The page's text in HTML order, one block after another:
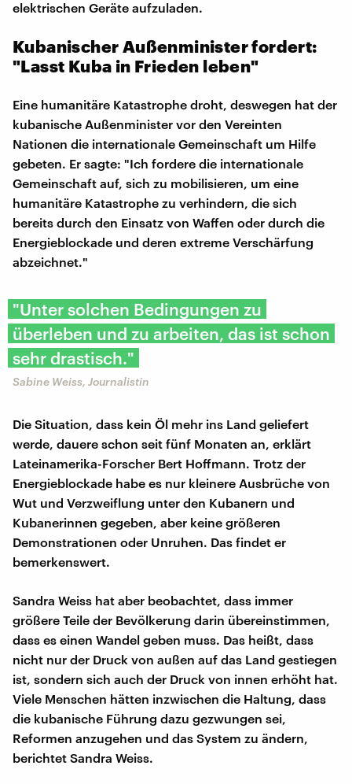
elektrischen Geräte aufzuladen.
Kubanischer Außenminister fordert:
"Lasst Kuba in Frieden leben"
Eine humanitäre Katastrophe droht, deswegen hat der
kubanische Außenminister vor den Vereinten
Nationen die internationale Gemeinschaft um Hilfe
gebeten. Er sagte: "Ich fordere die internationale
Gemeinschaft auf, sich zu mobilisieren, um eine
humanitäre Katastrophe zu verhindern, die sich
bereits durch den Einsatz von Waffen oder durch die
Energieblockade und deren extreme Verschärfung
abzeichnet."
"Unter solchen Bedingungen zu
überleben und zu arbeiten, das ist schon
sehr drastisch."
Sabine Weiss, Journalistin
Die Situation, dass kein Öl mehr ins Land geliefert
werde, dauere schon seit fünf Monaten an, erklärt
Lateinamerika-Forscher Bert Hoffmann. Trotz der
Energieblockade habe es nur kleinere Ausbrüche von
Wut und Verzweiflung unter den Kubanern und
Kubanerinnen gegeben, aber keine größeren
Demonstrationen oder Unruhen. Das findet er
bemerkenswert.
Sandra Weiss hat aber beobachtet, dass immer
größere Teile der Bevölkerung darin übereinstimmen,
dass es einen Wandel geben muss. Das heißt, dass
nicht nur der Druck von außen auf das Land gestiegen
ist, sondern sich auch der Druck von innen erhöht hat.
Viele Menschen hätten inzwischen die Haltung, dass
die kubanische Führung dazu gezwungen sei,
Reformen anzugehen und das System zu ändern,
berichtet Sandra Weiss.